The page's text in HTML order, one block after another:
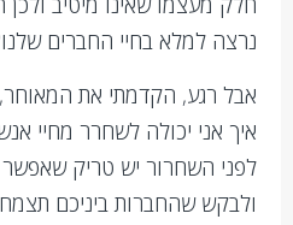
נרצה למלא בחיי החברים
אבל רגע, הקדמתי את המאוחר,
איך אני יכולה לשחרר מחיי
לפני השחרור יש טריק
ולבקש שהחברות ביניכם